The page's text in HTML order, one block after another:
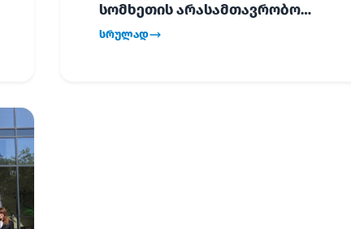
სომხეთის არასამთავრობო
ორგანიზაცია „Youth is Power“-ს
სრულად